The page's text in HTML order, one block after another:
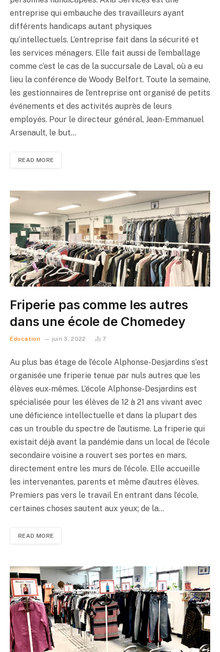
entreprise qui embauche des travailleurs ayant
différents handicaps autant physiques
qu’intellectuels. L’entreprise fait dans la sécurité et
les services ménagers. Elle fait aussi de l’emballage
comme c’est le cas de la succursale de Laval, où a eu
lieu la conférence de Woody Belfort. Toute la semaine,
les gestionnaires de l’entreprise ont organisé de petits
événements et des activités auprès de leurs
employés. Pour le directeur général, Jean-Emmanuel
Arsenault, le but…
READ MORE
Friperie pas comme les autres
dans une école de Chomedey
Éducation juin 3, 2022 7
Au plus bas étage de l’école Alphonse-Desjardins s’est
organisée une friperie tenue par nuls autres que les
élèves eux-mêmes. L’école Alphonse-Desjardins est
spécialisée pour les élèves de 12 à 21 ans vivant avec
une déficience intellectuelle et dans la plupart des
cas un trouble du spectre de l’autisme. La friperie qui
existait déjà avant la pandémie dans un local de l’école
secondaire voisine a rouvert ses portes en mars,
directement entre les murs de l’école. Elle accueille
les intervenantes, parents et même d’autres élèves.
Premiers pas vers le travail En entrant dans l’école,
certaines choses sautent aux yeux; de la…
READ MORE
Send